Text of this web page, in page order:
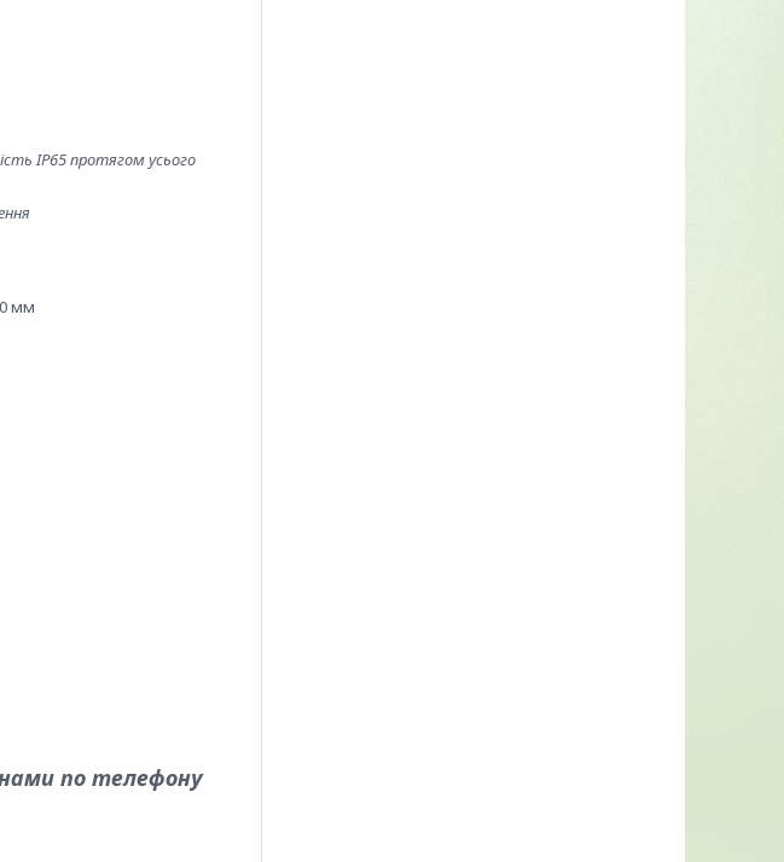
IP65 протягом усього
мм
по телефону